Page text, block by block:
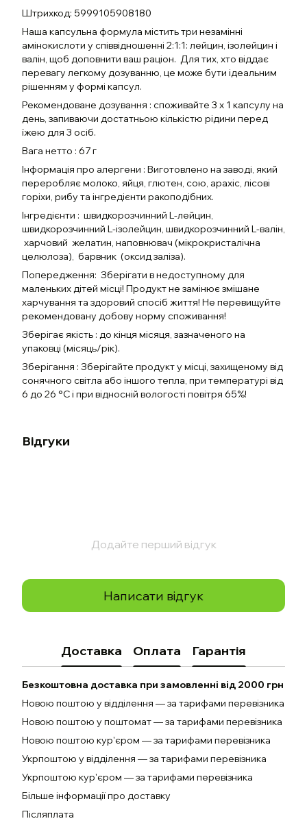
Штрихкод: 5999105908180
Наша капсульна формула містить три незамінні
амінокислоти у співвідношенні 2:1:1: лейцин, ізолейцин і
валін, щоб доповнити ваш раціон. Для тих, хто віддає
перевагу легкому дозуванню, це може бути ідеальним
рішенням у формі капсул.
Рекомендоване дозування : споживайте 3 х 1 капсулу на
день, запиваючи достатньою кількістю рідини перед
їжею для 3 осіб.
Вага нетто : 67 г
Інформація про алергени : Виготовлено на заводі, який
переробляє молоко, яйця, глютен, сою, арахіс, лісові
горіхи, рибу та інгредієнти ракоподібних.
Інгредієнти : швидкорозчинний L-лейцин,
швидкорозчинний L-ізолейцин, швидкорозчинний L-валін,
харчовий желатин, наповнювач (мікрокристалічна
целюлоза), барвник (оксид заліза).
Попередження: Зберігати в недоступному для
маленьких дітей місці! Продукт не замінює змішане
харчування та здоровий спосіб життя! Не перевищуйте
рекомендовану добову норму споживання!
Зберігає якість : до кінця місяця, зазначеного на
упаковці (місяць/рік).
Зберігання : Зберігайте продукт у місці, захищеному від
сонячного світла або іншого тепла, при температурі від
6 до 26 °C і при відносній вологості повітря 65%!
Відгуки
Додайте перший відгук
Написати відгук
Доставка Оплата Гарантія
Безкоштовна доставка при замовленні від 2000 грн
Новою поштою у відділення — за тарифами перевізника
Новою поштою у поштомат — за тарифами перевізника
Новою поштою кур'єром — за тарифами перевізника
Укрпоштою у відділення — за тарифами перевізника
Укрпоштою кур'єром — за тарифами перевізника
Більше інформації про доставку
Післяплата